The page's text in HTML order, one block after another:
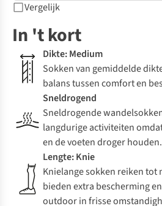
Vergelijk
In 't kort
Dikte: Medium
Sokken van gemiddelde
balans tussen comfort en
Sneldrogend
Sneldrogende
langdurige activiteiten
en de voeten droger houden.
Lengte: Knie
Knielange sokken reiken tot
bieden extra bescherming
outdoor in frisse